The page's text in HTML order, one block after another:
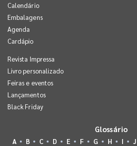
Calendário
Embalagens
Agenda
Cardápio
Revista Impressa
Livro personalizado
Feiras e eventos
Lançamentos
Black Friday
Glossário
A B C D E F G H I J